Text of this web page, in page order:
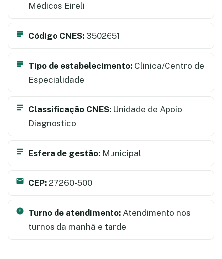
Médicos Eireli
Código CNES: 3502651
Tipo de estabelecimento: Clinica/Centro de
Especialidade
Classificação CNES: Unidade de Apoio
Diagnostico
Esfera de gestão: Municipal
CEP: 27260-500
Turno de atendimento: Atendimento nos
turnos da manhã e tarde